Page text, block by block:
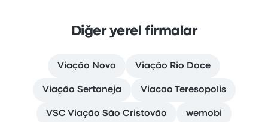
Diğer yerel firmalar
Viação Nova Viação Rio Doce
Viação Sertaneja Viacao Teresopolis
VSC Viação São Cristovão wemobi